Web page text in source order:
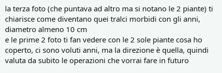
la terza foto (che puntava ad altro ma si notano le 2 piante) ti
chiarisce come diventano quei tralci morbidi con gli anni,
diametro almeno 10 cm
e le prime 2 foto ti fan vedere con le 2 sole piante cosa ho
coperto, ci sono voluti anni, ma la direzione è quella, quindi
valuta da subito le operazioni che vorrai fare in futuro